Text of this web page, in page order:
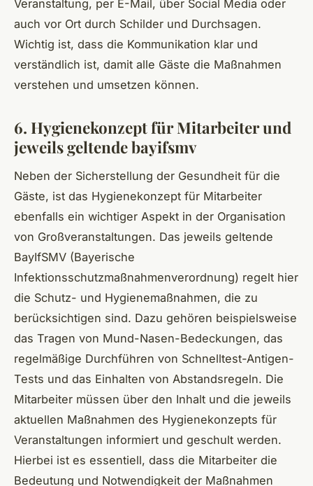
Veranstaltung, per E-Mail, über Social Media oder
auch vor Ort durch Schilder und Durchsagen.
Wichtig ist, dass die Kommunikation klar und
verständlich ist, damit alle Gäste die Maßnahmen
verstehen und umsetzen können.
6. Hygienekonzept für Mitarbeiter und
jeweils geltende bayifsmv
Neben der Sicherstellung der Gesundheit für die
Gäste, ist das Hygienekonzept für Mitarbeiter
ebenfalls ein wichtiger Aspekt in der Organisation
von Großveranstaltungen. Das jeweils geltende
BayIfSMV (Bayerische
Infektionsschutzmaßnahmenverordnung) regelt hier
die Schutz- und Hygienemaßnahmen, die zu
berücksichtigen sind. Dazu gehören beispielsweise
das Tragen von Mund-Nasen-Bedeckungen, das
regelmäßige Durchführen von Schnelltest-Antigen-
Tests und das Einhalten von Abstandsregeln. Die
Mitarbeiter müssen über den Inhalt und die jeweils
aktuellen Maßnahmen des Hygienekonzepts für
Veranstaltungen informiert und geschult werden.
Hierbei ist es essentiell, dass die Mitarbeiter die
Bedeutung und Notwendigkeit der Maßnahmen